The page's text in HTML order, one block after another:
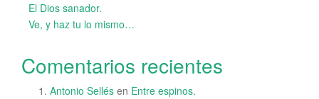
El Dios sanador.
Ve, y haz tu lo mismo…
Comentarios recientes
Antonio Sellés en Entre espinos.